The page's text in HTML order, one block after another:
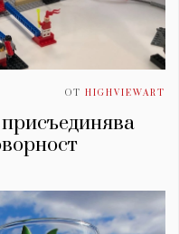
ОТ HIGHVIEWART